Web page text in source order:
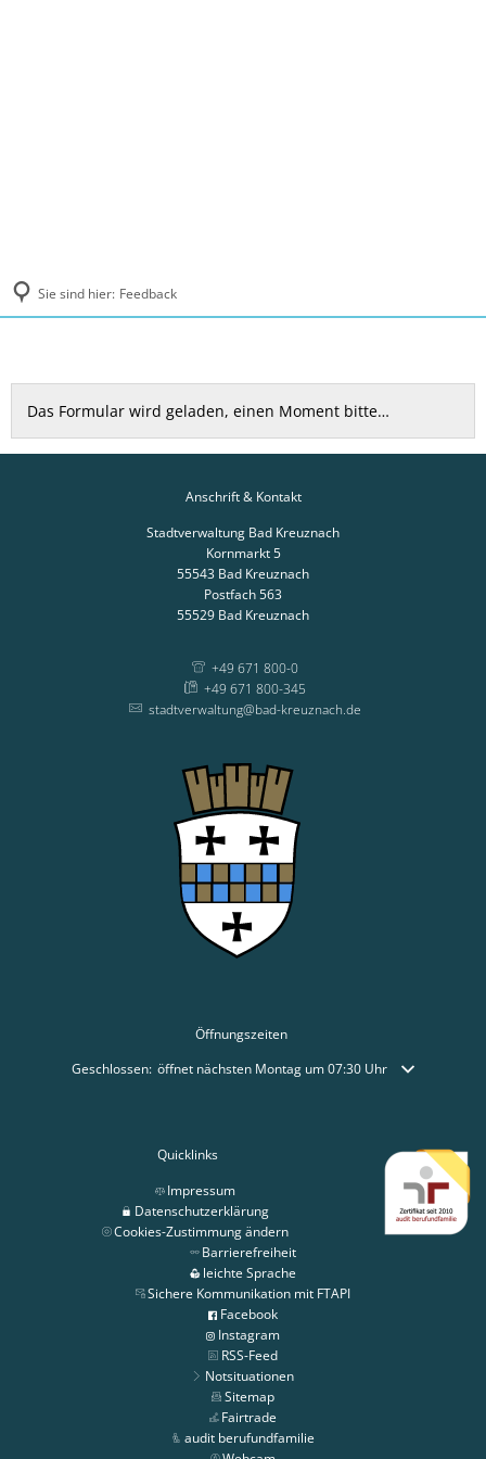
Sie sind hier: Feedback
Feedback
Das Formular wird geladen, einen Moment bitte…
Anschrift & Kontakt
Stadtverwaltung Bad Kreuznach
Kornmarkt 5
55543 Bad Kreuznach
Postfach 563
55529 Bad Kreuznach
+49 671 800-0
+49 671 800-345
stadtverwaltung@bad-kreuznach.de
Öffnungszeiten
Klicken, um weitere Öffnungs- oder Schließzeiten auszublenden
Geschlossen: öffnet nächsten Montag um 07:30 Uhr
Quicklinks
Impressum
Datenschutzerklärung
Cookies-Zustimmung ändern
Barrierefreiheit
leichte Sprache
Sichere Kommunikation mit FTAPI
Facebook
Instagram
RSS-Feed
Notsituationen
Sitemap
Fairtrade
audit berufundfamilie